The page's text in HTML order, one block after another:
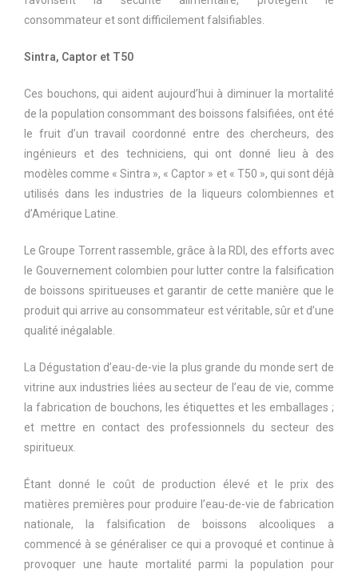
consommateur et sont difficilement falsifiables.
Sintra, Captor et T50
Ces bouchons, qui aident aujourd’hui à diminuer la mortalité
de la population consommant des boissons falsifiées, ont été
le fruit d’un travail coordonné entre des chercheurs, des
ingénieurs et des techniciens, qui ont donné lieu à des
modèles comme « Sintra », « Captor » et « T50 », qui sont déjà
utilisés dans les industries de la liqueurs colombiennes et
d’Amérique Latine.
Le Groupe Torrent rassemble, grâce à la RDI, des efforts avec
le Gouvernement colombien pour lutter contre la falsification
de boissons spiritueuses et garantir de cette manière que le
produit qui arrive au consommateur est véritable, sûr et d’une
qualité inégalable.
La Dégustation d’eau-de-vie la plus grande du monde sert de
vitrine aux industries liées au secteur de l’eau de vie, comme
la fabrication de bouchons, les étiquettes et les emballages ;
et mettre en contact des professionnels du secteur des
spiritueux.
Étant donné le coût de production élevé et le prix des
matières premières pour produire l’eau-de-vie de fabrication
nationale, la falsification de boissons alcooliques a
commencé à se généraliser ce qui a provoqué et continue à
provoquer une haute mortalité parmi la population pour